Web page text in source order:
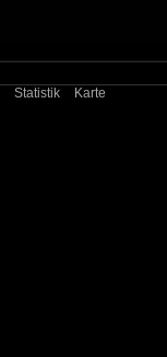
Statistik Karte